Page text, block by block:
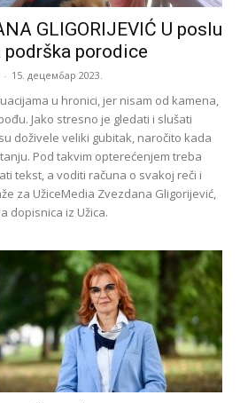
GLIGORIJEVIĆ U poslu
podrška porodice
- 15. децембар 2023.
u hronici, jer nisam od kamena,
Jako stresno je gledati i slušati
doživele veliki gubitak, naročito kada
Pod takvim opterećenjem treba
tekst, a voditi računa o svakoj reči i
za UžiceMedia Zvezdana Gligorijević,
dopisnica iz Užica.